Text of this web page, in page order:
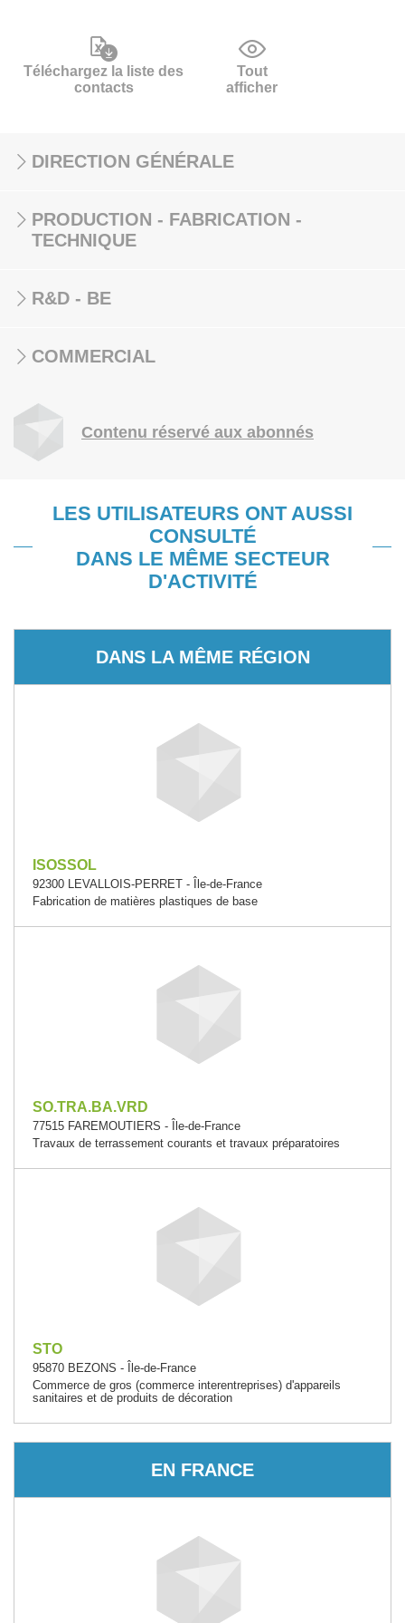
Téléchargez la liste des
contacts
Tout
afficher
DIRECTION GÉNÉRALE
PRODUCTION - FABRICATION -
TECHNIQUE
R&D - BE
COMMERCIAL
Contenu réservé aux abonnés
LES UTILISATEURS ONT AUSSI
CONSULTÉ
DANS LE MÊME SECTEUR
D'ACTIVITÉ
DANS LA MÊME RÉGION
ISOSSOL
92300 LEVALLOIS-PERRET - Île-de-France
Fabrication de matières plastiques de base
SO.TRA.BA.VRD
77515 FAREMOUTIERS - Île-de-France
Travaux de terrassement courants et travaux préparatoires
STO
95870 BEZONS - Île-de-France
Commerce de gros (commerce interentreprises) d'appareils
sanitaires et de produits de décoration
EN FRANCE